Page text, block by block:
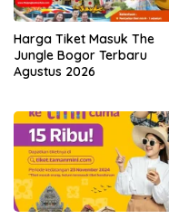
Harga Tiket Masuk The
Jungle Bogor Terbaru
Agustus 2026